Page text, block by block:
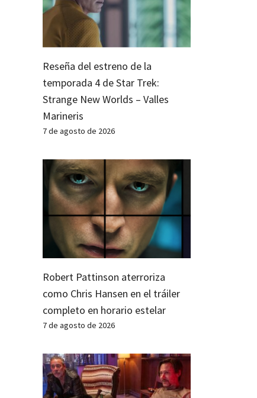
Reseña del estreno de la
temporada 4 de Star Trek:
Strange New Worlds – Valles
Marineris
7 de agosto de 2026
Robert Pattinson aterroriza
como Chris Hansen en el tráiler
completo en horario estelar
7 de agosto de 2026